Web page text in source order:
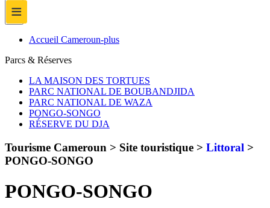
≡
Accueil Cameroun-plus
Parcs & Réserves
LA MAISON DES TORTUES
PARC NATIONAL DE BOUBANDJIDA
PARC NATIONAL DE WAZA
PONGO-SONGO
RÉSERVE DU DJA
Tourisme Cameroun > Site touristique > Littoral >
PONGO-SONGO
PONGO-SONGO